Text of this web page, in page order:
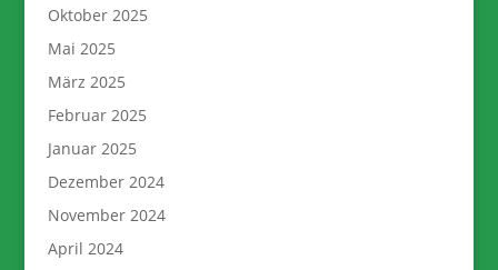
Oktober 2025
Mai 2025
März 2025
Februar 2025
Januar 2025
Dezember 2024
November 2024
April 2024